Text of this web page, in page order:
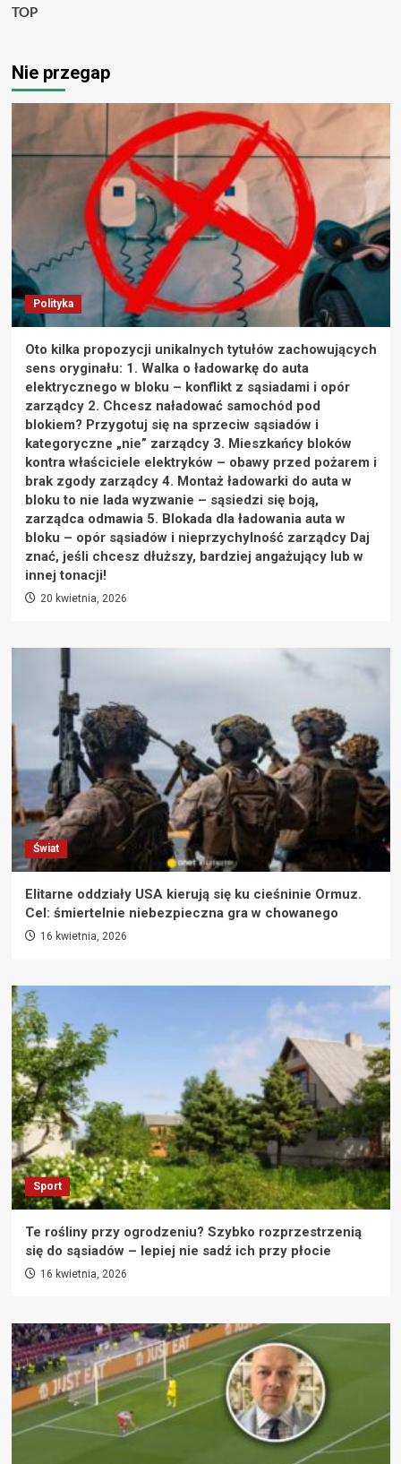
TOP
Nie przegap
Polityka
Oto kilka propozycji unikalnych tytułów zachowujących
sens oryginału: 1. Walka o ładowarkę do auta
elektrycznego w bloku – konflikt z sąsiadami i opór
zarządcy 2. Chcesz naładować samochód pod
blokiem? Przygotuj się na sprzeciw sąsiadów i
kategoryczne „nie” zarządcy 3. Mieszkańcy bloków
kontra właściciele elektryków – obawy przed pożarem i
brak zgody zarządcy 4. Montaż ładowarki do auta w
bloku to nie lada wyzwanie – sąsiedzi się boją,
zarządca odmawia 5. Blokada dla ładowania auta w
bloku – opór sąsiadów i nieprzychylność zarządcy Daj
znać, jeśli chcesz dłuższy, bardziej angażujący lub w
innej tonacji!
20 kwietnia, 2026
Świat
Elitarne oddziały USA kierują się ku cieśninie Ormuz.
Cel: śmiertelnie niebezpieczna gra w chowanego
16 kwietnia, 2026
Sport
Te rośliny przy ogrodzeniu? Szybko rozprzestrzenią
się do sąsiadów – lepiej nie sadź ich przy płocie
16 kwietnia, 2026